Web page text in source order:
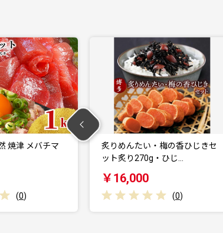
い・梅の香ひじきセ
梅の香ひじき・炙りめんた
め合わせ (ひじき1…
￥11,000